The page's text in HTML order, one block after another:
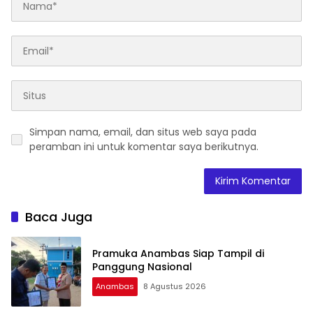
Simpan nama, email, dan situs web saya pada
peramban ini untuk komentar saya berikutnya.
Baca Juga
Pramuka Anambas Siap Tampil di
Panggung Nasional
Anambas 8 Agustus 2026